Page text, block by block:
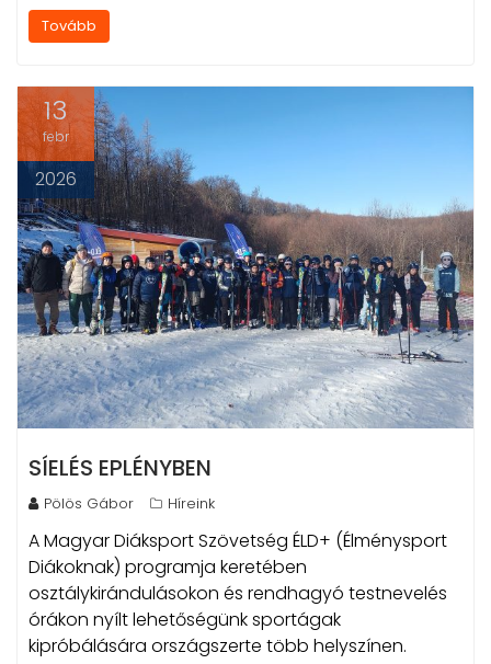
Tovább
13
febr
2026
SÍELÉS EPLÉNYBEN
Pölös Gábor Híreink
A Magyar Diáksport Szövetség ÉLD+ (Élménysport
Diákoknak) programja keretében
osztálykirándulásokon és rendhagyó testnevelés
órákon nyílt lehetőségünk sportágak
kipróbálására országszerte több helyszínen.